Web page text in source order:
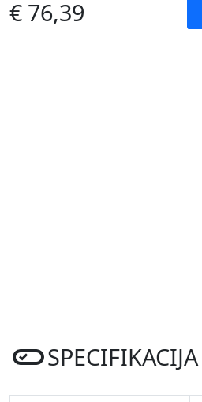
€ 76,39
SPECIFIKACIJA